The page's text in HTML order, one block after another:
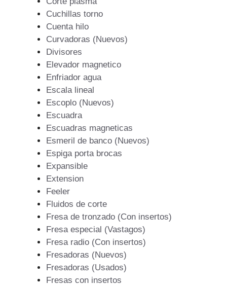
Cuchillas torno
Cuenta hilo
Curvadoras (Nuevos)
Divisores
Elevador magnetico
Enfriador agua
Escala lineal
Escoplo (Nuevos)
Escuadra
Escuadras magneticas
Esmeril de banco (Nuevos)
Espiga porta brocas
Expansible
Extension
Feeler
Fluidos de corte
Fresa de tronzado (Con insertos)
Fresa especial (Vastagos)
Fresa radio (Con insertos)
Fresadoras (Nuevos)
Fresadoras (Usados)
Fresas con insertos